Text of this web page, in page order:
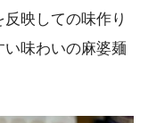
映しての味作り
味わいの麻婆麺